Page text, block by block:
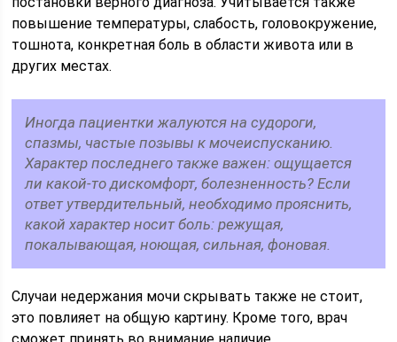
повышение температуры, слабость, головокружение,
тошнота, конкретная боль в области живота или в
других местах.
Иногда пациентки жалуются на судороги,
спазмы, частые позывы к мочеиспусканию.
Характер последнего также важен: ощущается
ли какой-то дискомфорт, болезненность? Если
ответ утвердительный, необходимо прояснить,
какой характер носит боль: режущая,
покалывающая, ноющая, сильная, фоновая.
Случаи недержания мочи скрывать также не стоит,
это повлияет на общую картину. Кроме того, врач